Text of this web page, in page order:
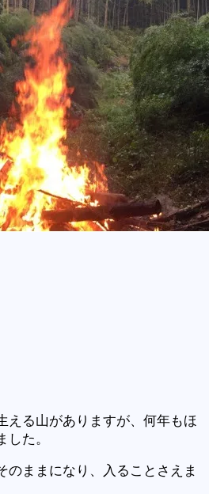
える山がありますが、何年もほ
た。
のままになり、入ることさえま